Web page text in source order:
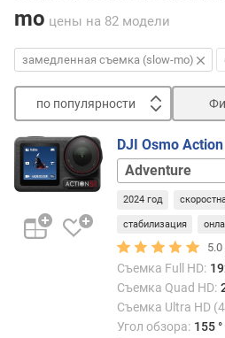
mo цены на 82 модели
замедленная съемка (slow-mo)
по популярности
о
п
о
п
DJI Osmo
базовый
набор
2024 год
стабилизация
Съемка Full HD:
Съемка Quad HD:
Съемка Ultra HD
Угол обзора: 155 °